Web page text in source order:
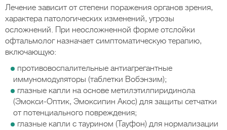
Лечение зависит от степени поражения органов зрения,
характера патологических изменений, угрозы
осложнений. При неосложненной форме отслойки
офтальмолог назначает симптоматическую терапию,
включающую:
противовоспалительные антиагрегантные
иммуномодуляторы (таблетки Вобэнзим);
глазные капли на основе метилэтилпиридинола
(Эмокси-Оптик, Эмоксипин Акос) для защиты сетчатки
от потенциального повреждения;
глазные капли с таурином (Тауфон) для нормализации